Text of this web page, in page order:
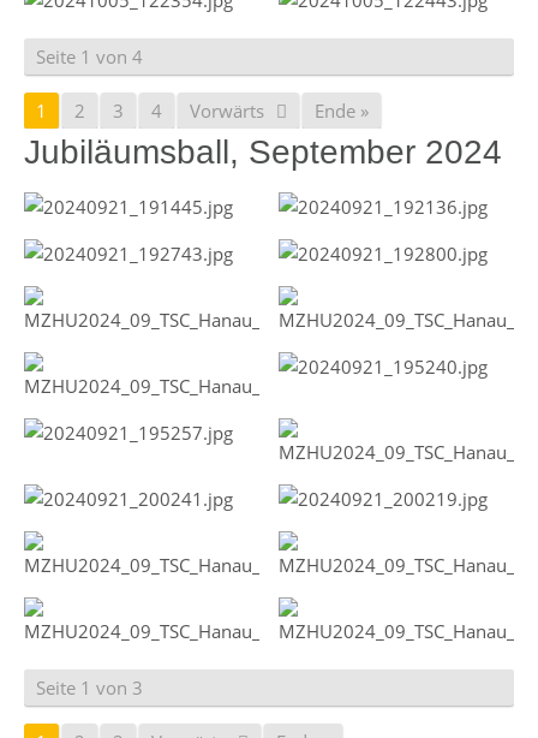
Seite 1 von 4
1 2 3 4 Vorwärts Ende »
Jubiläumsball, September 2024
Seite 1 von 3